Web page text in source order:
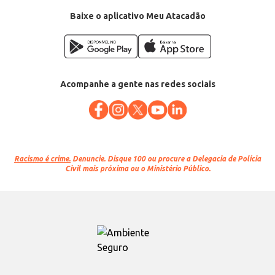
Baixe o aplicativo Meu Atacadão
Acompanhe a gente nas redes sociais
Racismo é crime. Denuncie. Disque 100 ou procure a Delegacia de Polícia
Civil mais próxima ou o Ministério Público.